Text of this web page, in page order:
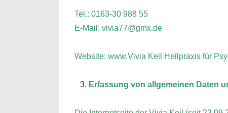
Tel.: 0163-30 988 55
E-Mail: vivia77@gmx.de
Website: www.Vivia Keil Heilpraxis für
Erfassung von allgemeinen Daten